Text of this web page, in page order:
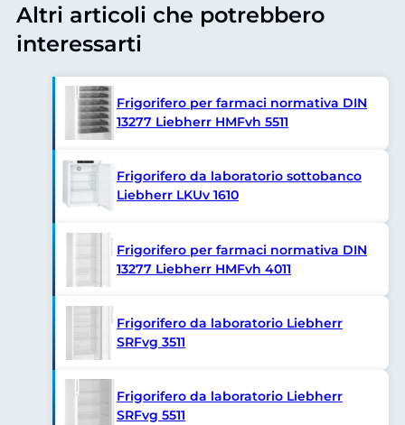
Altri articoli che potrebbero
interessarti
Frigorifero per farmaci normativa DIN
13277 Liebherr HMFvh 5511
Frigorifero da laboratorio sottobanco
Liebherr LKUv 1610
Frigorifero per farmaci normativa DIN
13277 Liebherr HMFvh 4011
Frigorifero da laboratorio Liebherr
SRFvg 3511
Frigorifero da laboratorio Liebherr
SRFvg 5511